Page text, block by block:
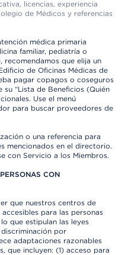
licencias, experiencia
de Médicos y referencias
médica primaria
familiar, pediatría o
recomendamos que elija un
de Oficinas Médicas de
pagar copagos o coseguros
su “Lista de Beneficios (Quién
Use el menú
para buscar proveedores de
o una referencia para
mencionados en el directorio.
con Servicio a los Miembros.
CON
que nuestros centros de
para las personas
que estipulan las leyes
por
adaptaciones razonables
que incluyen: (1) acceso para